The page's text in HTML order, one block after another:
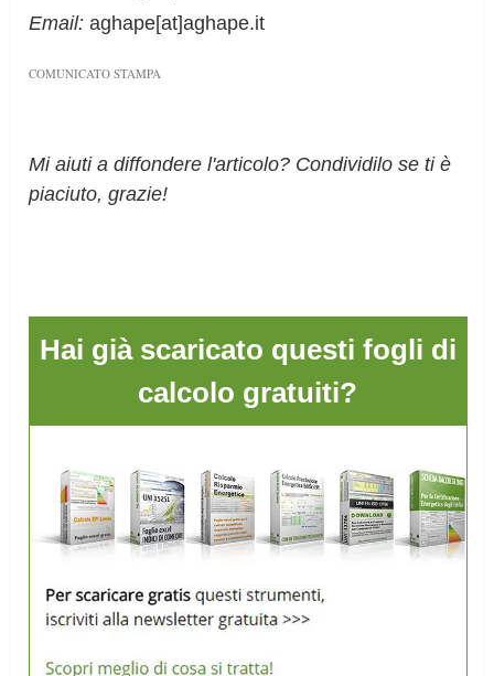
Email: aghape[at]aghape.it
COMUNICATO STAMPA
Mi aiuti a diffondere l'articolo? Condividilo se ti è
piaciuto, grazie!
Hai già scaricato questi fogli di
calcolo gratuiti?